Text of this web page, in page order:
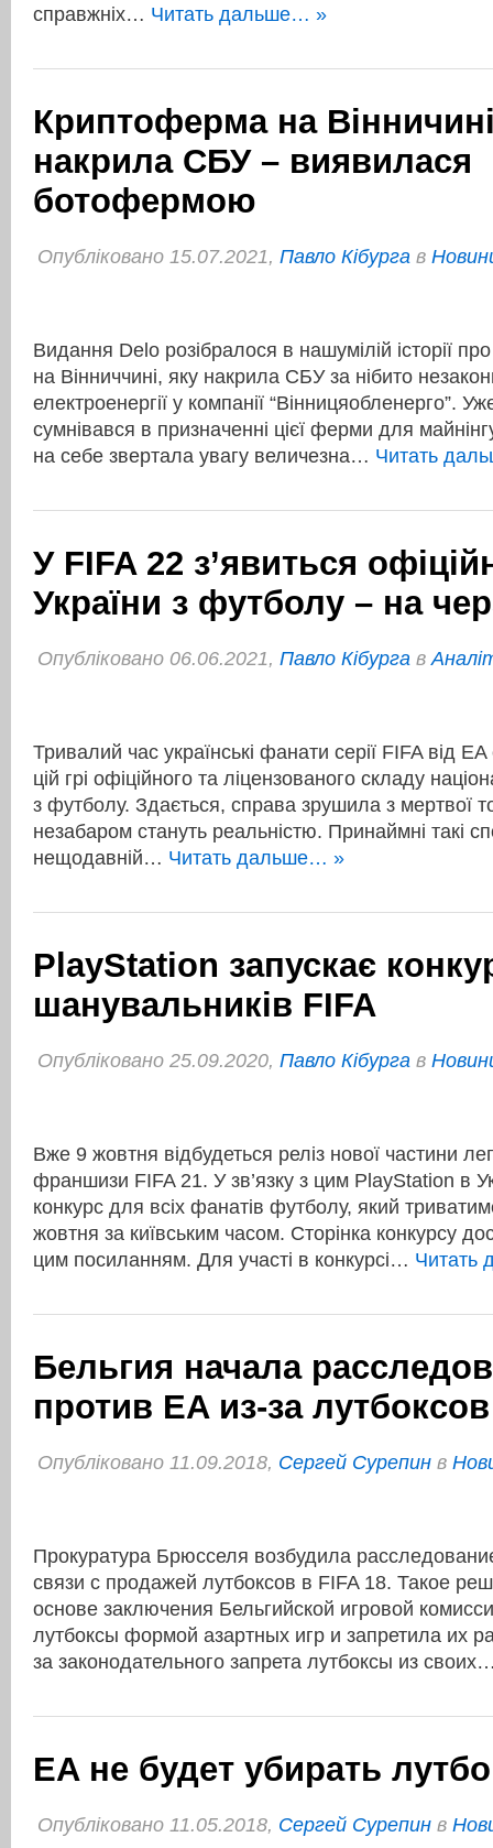
справжніх… Читать дальше… »
Криптоферма на
накрила СБУ – виявилася
ботофермою
Опубліковано 15.07.2021, Павло Кібурга в
Видання Delo розібралося в нашумілій історії
на Вінниччині, яку накрила СБУ за нібито
електроенергії у компанії “Вінницяобленерго”.
сумнівався в призначенні цієї ферми для
на себе звертала увагу величезна… Читать
У FIFA 22 з’явиться
України з футболу – на
Опубліковано 06.06.2021, Павло Кібурга в
Тривалий час українські фанати серії FIFA від
цій грі офіційного та ліцензованого складу
з футболу. Здається, справа зрушила з мертвої
незабаром стануть реальністю. Принаймні такі
нещодавній… Читать дальше… »
PlayStation запускає
шанувальників FIFA
Опубліковано 25.09.2020, Павло Кібурга в
Вже 9 жовтня відбудеться реліз нової частини
франшизи FIFA 21. У зв’язку з цим PlayStation в
конкурс для всіх фанатів футболу, який
жовтня за київським часом. Сторінка конкурсу
цим посиланням. Для участі в конкурсі… Читать
Бельгия начала
против EA из-за
Опубліковано 11.09.2018, Сергей Сурепин в
Прокуратура Брюсселя возбудила
связи с продажей лутбоксов в FIFA 18. Такое
основе заключения Бельгийской игровой
лутбоксы формой азартных игр и запретила их
за законодательного запрета лутбоксы из
EA не будет убирать
Опубліковано 11.05.2018, Сергей Сурепин в